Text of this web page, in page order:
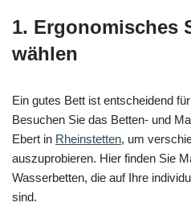
1. Ergonomisches
wählen
Ein gutes Bett ist entscheidend
Besuchen Sie das Betten- und
Ebert in Rheinstetten, um
auszuprobieren. Hier finden Sie
Wasserbetten, die auf Ihre
sind.